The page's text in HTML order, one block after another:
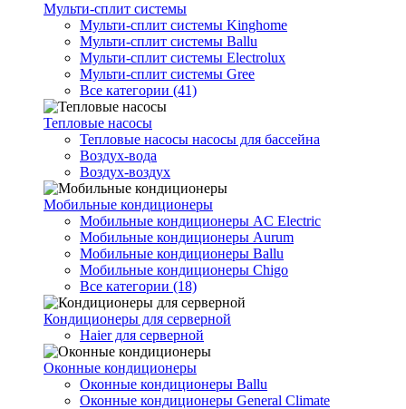
Мульти-сплит системы
Мульти-сплит системы Kinghome
Мульти-сплит системы Ballu
Мульти-сплит системы Electrolux
Мульти-сплит системы Gree
Все категории (41)
Тепловые насосы
Тепловые насосы насосы для бассейна
Воздух-вода
Воздух-воздух
Мобильные кондиционеры
Мобильные кондиционеры AC Electric
Мобильные кондиционеры Aurum
Мобильные кондиционеры Ballu
Мобильные кондиционеры Chigo
Все категории (18)
Кондиционеры для серверной
Haier для серверной
Оконные кондиционеры
Оконные кондиционеры Ballu
Оконные кондиционеры General Climate